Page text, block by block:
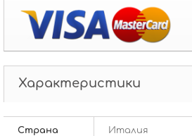
Характеристики
Страна Италия